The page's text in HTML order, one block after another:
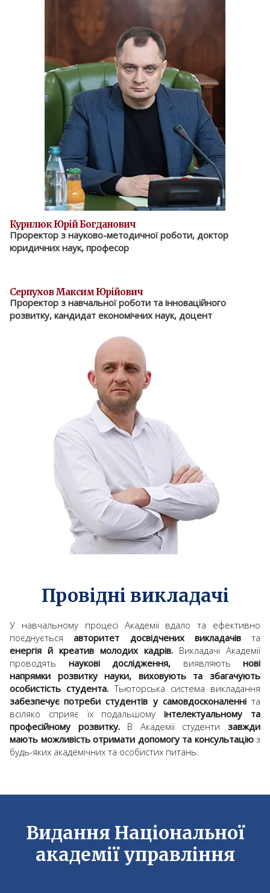
Курилюк Юрій Богданович
Проректор з науково-методичної роботи, доктор
юридичних наук, професор
Серпухов Максим Юрійович
Проректор з навчальної роботи та інноваційного
розвитку, кандидат економічних наук, доцент
Провідні викладачі
У навчальному процесі Академії вдало та ефективно
поєднуєтьсяавторитет досвідчених викладачівта
енергія й креатив молодих кадрів. Викладачі Академії
проводять наукові дослідження, виявляють нові
напрямки розвитку науки, виховують та збагачують
особистість студента. Тьюторська система викладання
забезпечує потреби студентів у самовдосконаленніта
всіляко сприяє їх подальшомуінтелектуальному та
професійному розвитку.В Академії студентизавжди
мають можливість отримати допомогу та консультаціюз
будь-яких академічних та особистих питань.
Видання Національної
академії управління